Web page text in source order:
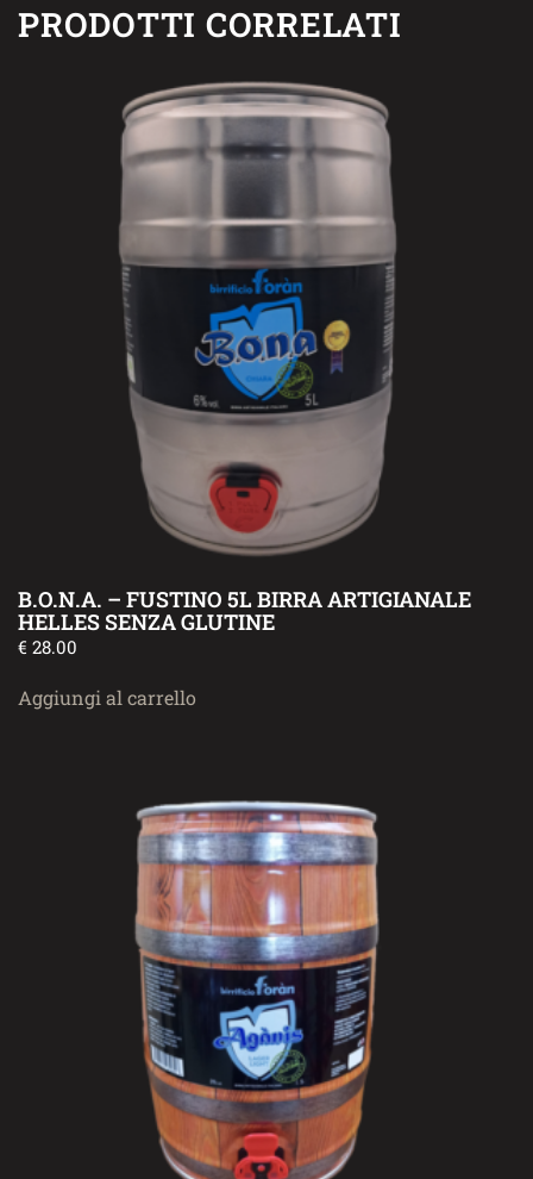
PRODOTTI CORRELATI
B.O.N.A. – FUSTINO 5L BIRRA ARTIGIANALE
HELLES SENZA GLUTINE
€ 28.00
Aggiungi al carrello